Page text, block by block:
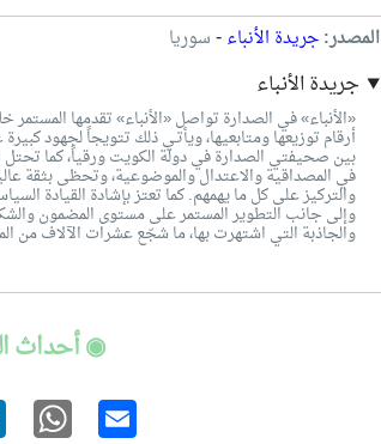
المصدر:جريدة الأنباء-سوريا
جريدة الأنباء
«الأنباء» في الصدارة تواصل «الأنباء» تقدمها المستمر
أرقام توزيعها ومتابعيها، ويأتـي ذلك تتويجاً لجهود
بين صحيفتي الصدارة في دولة الكويت ورقياً، كما تحتل
في المصداقية والاعتدال والموضوعية، وتحظى بثقة
والتركيز على كل ما يهمهم. كما تعتز بإشادة القيادة
وإلى جانب التطوير المستمر على مستوى المضمون
والجاذبة التي اشتهرت بها، ما شجّع عشرات الآلاف من
◉ أحداث